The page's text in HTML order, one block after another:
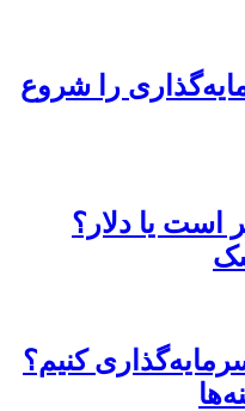
را شروع
است یا دلار؟
سرمایه‌گذاری کنیم؟